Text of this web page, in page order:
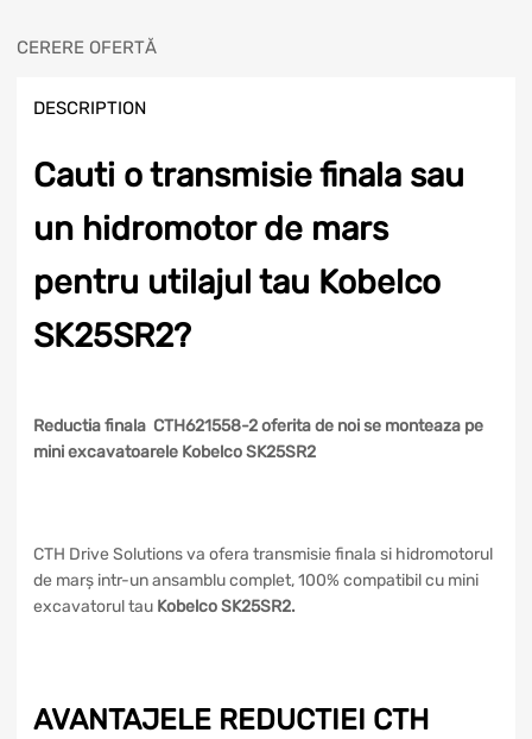
CERERE OFERTĂ
DESCRIPTION
Cauti o transmisie finala sau
un hidromotor de mars
pentru utilajul tau Kobelco
SK25SR2?
Reductia finala CTH621558-2 oferita de noi se monteaza pe
mini excavatoarele Kobelco SK25SR2
CTH Drive Solutions va ofera transmisie finala si hidromotorul
de marș intr-un ansamblu complet, 100% compatibil cu mini
excavatorul tau Kobelco SK25SR2.
AVANTAJELE REDUCTIEI CTH